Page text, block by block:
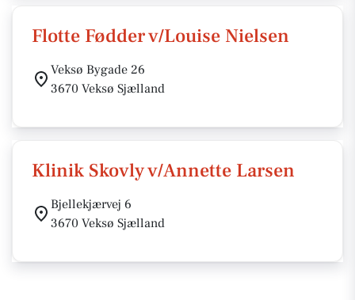
Flotte Fødder v/Louise Nielsen
Veksø Bygade 26
3670 Veksø Sjælland
Klinik Skovly v/Annette Larsen
Bjellekjærvej 6
3670 Veksø Sjælland